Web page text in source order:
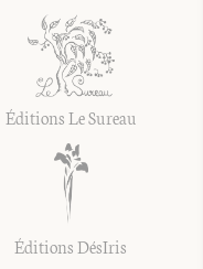
Éditions Le Sureau
Éditions DésIris